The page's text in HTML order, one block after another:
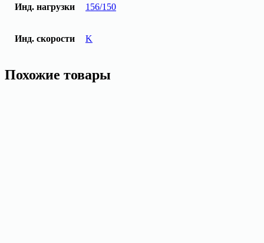
Инд. нагрузки 156/150
Инд. скорости K
Похожие товары